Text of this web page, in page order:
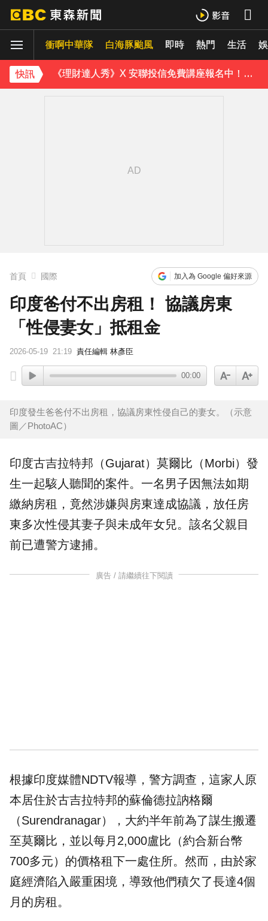
衝啊中華隊 白海豚颱風 即時 熱門 生活
快訊
白海豚進逼會放颱風假？全台各縣市暴風侵襲率曝
《理財達人秀》X 安聯投信免費講座報名中！搶先卡位 2027
下載東森App，隨時掌握天下大小事！
首頁 國際 加入為 Google 偏好來源
印度爸付不出房租！ 協議房東
「性侵妻女」抵租金
2026-05-19 21:19 責任編輯 林彥臣
00:00
印度發生爸爸付不出房租，協議房東性侵自己的妻女。（示意
圖／PhotoAC）
印度古吉拉特邦（Gujarat）莫爾比（Morbi）發
生一起駭人聽聞的案件。一名男子因無法如期
繳納房租 ，竟然涉嫌與房東達成協議，放任房
東多次性侵其妻子與未成年女兒。該名父親目
前已遭警方逮捕。
廣告 / 請繼續往下閱讀
根據印度媒體NDTV報導，警方調查，這家人原
本居住於古吉拉特邦的蘇倫德拉訥格爾
（Surendranagar），大約半年前為了謀生搬遷
至莫爾比，並以每月2,000盧比（約合新台幣
700多元）的價格租下一處住所。然而，由於家
庭經濟陷入嚴重困境，導致他們積欠了長達4個
月的房租。